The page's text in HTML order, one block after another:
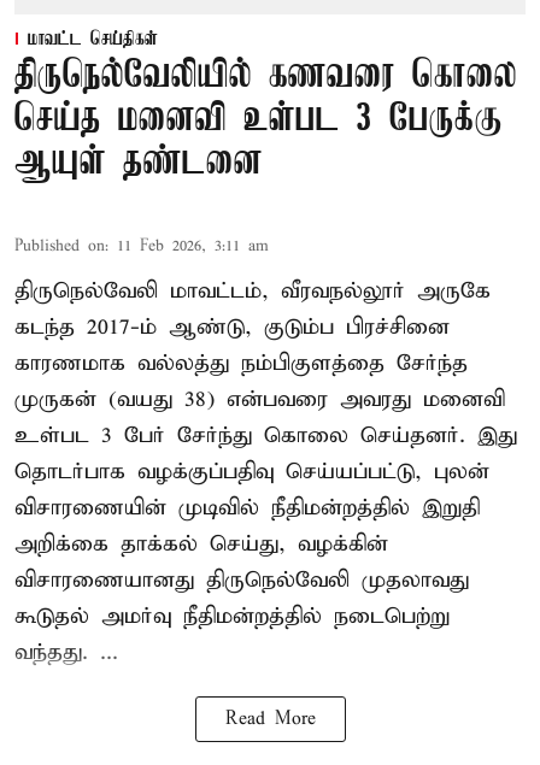
மாவட்ட செய்திகள்
திருநெல்வேலியில் கணவரை கொலை
செய்த மனைவி உள்பட 3 பேருக்கு
ஆயுள் தண்டனை
Published on: 11 Feb 2026, 3:11 am
திருநெல்வேலி மாவட்டம், வீரவநல்லூர் அருகே
கடந்த 2017-ம் ஆண்டு, குடும்ப பிரச்சினை
காரணமாக வல்லத்து நம்பிகுளத்தை சேர்ந்த
முருகன் (வயது 38) என்பவரை அவரது மனைவி
உள்பட 3 பேர் சேர்ந்து கொலை செய்தனர். இது
தொடர்பாக வழக்குப்பதிவு செய்யப்பட்டு, புலன்
விசாரணையின் முடிவில் நீதிமன்றத்தில் இறுதி
அறிக்கை தாக்கல் செய்து, வழக்கின்
விசாரணையானது திருநெல்வேலி முதலாவது
கூடுதல் அமர்வு நீதிமன்றத்தில் நடைபெற்று
வந்தது. ...
Read More